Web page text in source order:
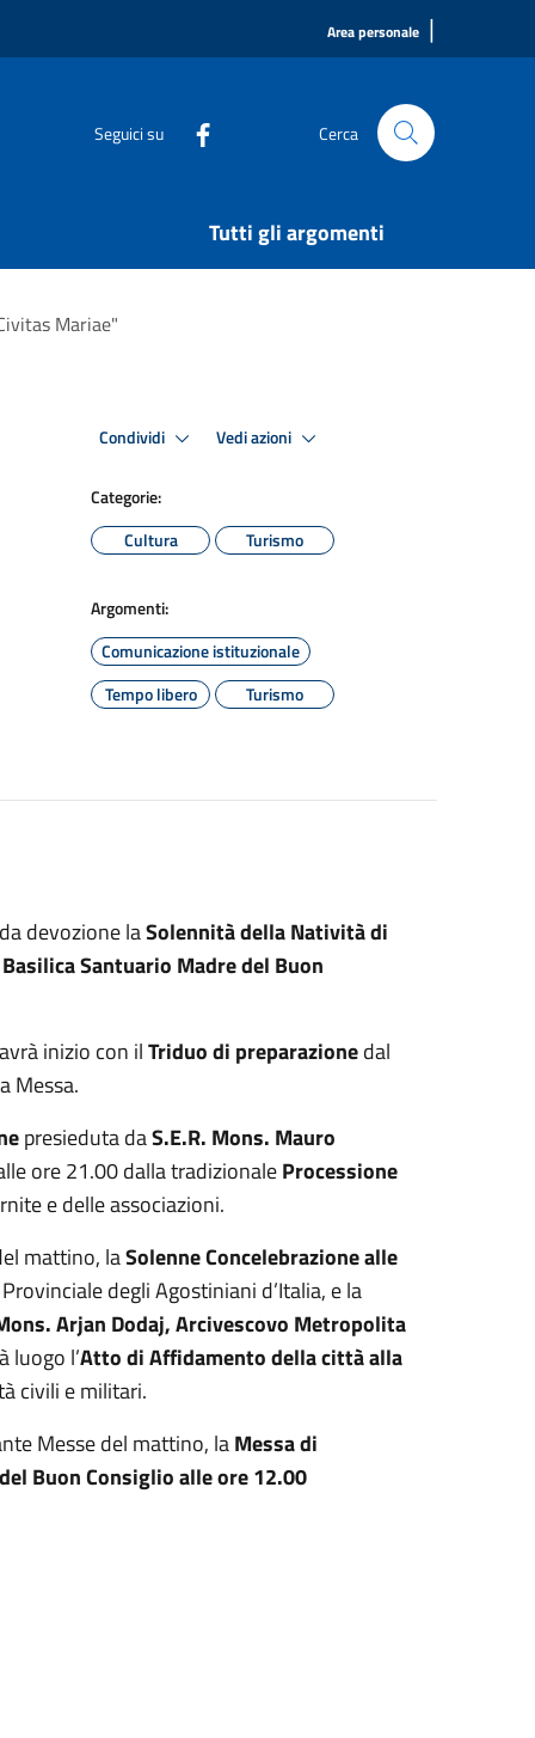
Area personale |
Seguici su Cerca
Tutti gli argomenti
Mariae"
Condividi Vedi azioni
Categorie:
Cultura
Turismo
Argomenti:
Comunicazione istituzionale
Tempo libero
Turismo
devozione laSolenni­tà della Natività di
Basilica Santuario Madre del Buon
inizio con ilTriduo di preparazionedal
Messa.
presieduta daS.E.R. Mons. Mauro
ore 21.00 dalla tradizionaleProcessione
e delle associazioni.
mattino, laSolenne Concelebrazione alle
degli Agostiniani d’Italia, e la
Arjan Dodaj, Arcivescovo Metropolita
luogo l’Atto di Affidamento della città alla
civili e militari.
Messe del mattino, laMessa di
Buon Consiglio alle ore 12.00